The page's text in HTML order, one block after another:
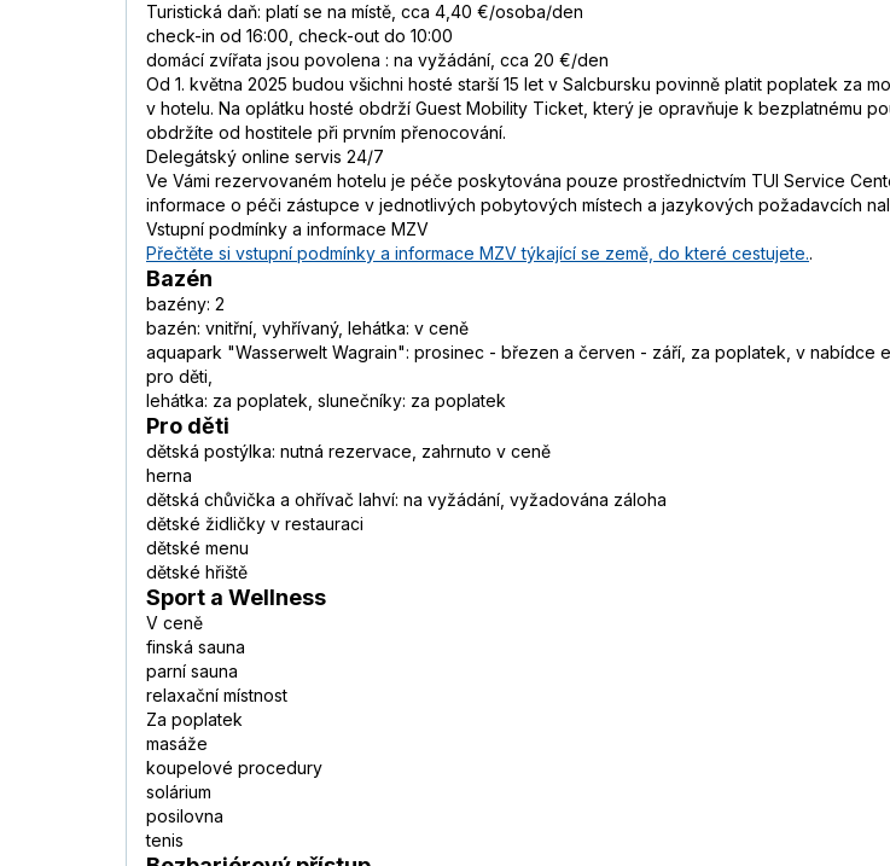
Turistická daň: platí se na místě, cca 4,40 €/osoba/den
check-in od 16:00, check-out do 10:00
domácí zvířata jsou povolena : na vyžádání, cca 20 €/den
Od 1. května 2025 budou všichni hosté starší 15 let v Salcbursku povinně platit poplatek za
v hotelu. Na oplátku hosté obdrží Guest Mobility Ticket, který je opravňuje k bezplatnému
obdržíte od hostitele při prvním přenocování.
Delegátský online servis 24/7
Ve Vámi rezervovaném hotelu je péče poskytována pouze prostřednictvím TUI Service
informace o péči zástupce v jednotlivých pobytových místech a jazykových požadavcích
Vstupní podmínky a informace MZV
Přečtěte si vstupní podmínky a informace MZV týkající se země, do které cestujete..
Bazén
bazény: 2
bazén: vnitřní, vyhřívaný, lehátka: v ceně
aquapark "Wasserwelt Wagrain": prosinec - březen a červen - září, za poplatek, v nabídce
pro děti,
lehátka: za poplatek, slunečníky: za poplatek
Pro děti
dětská postýlka: nutná rezervace, zahrnuto v ceně
herna
dětská chůvička a ohřívač lahví: na vyžádání, vyžadována záloha
dětské židličky v restauraci
dětské menu
dětské hřiště
Sport a Wellness
V ceně
finská sauna
parní sauna
relaxační místnost
Za poplatek
masáže
koupelové procedury
solárium
posilovna
tenis